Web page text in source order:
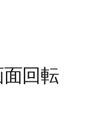
面回転